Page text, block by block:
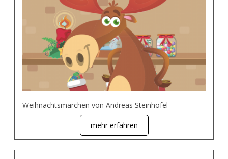
Weihnachtsmärchen von Andreas Steinhöfel
mehr erfahren